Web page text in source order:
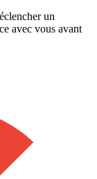
un
avec vous avant